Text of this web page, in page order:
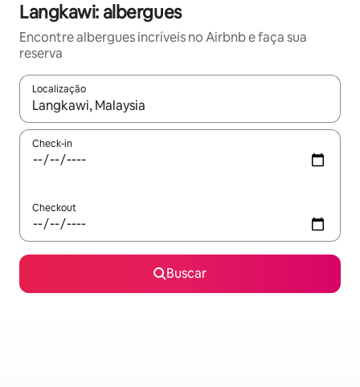
Langkawi: albergues
Encontre albergues incríveis no Airbnb e faça sua
reserva
Localização
Quando os resultados estiverem disponíveis, explore-os
Check-in
Checkout
Buscar